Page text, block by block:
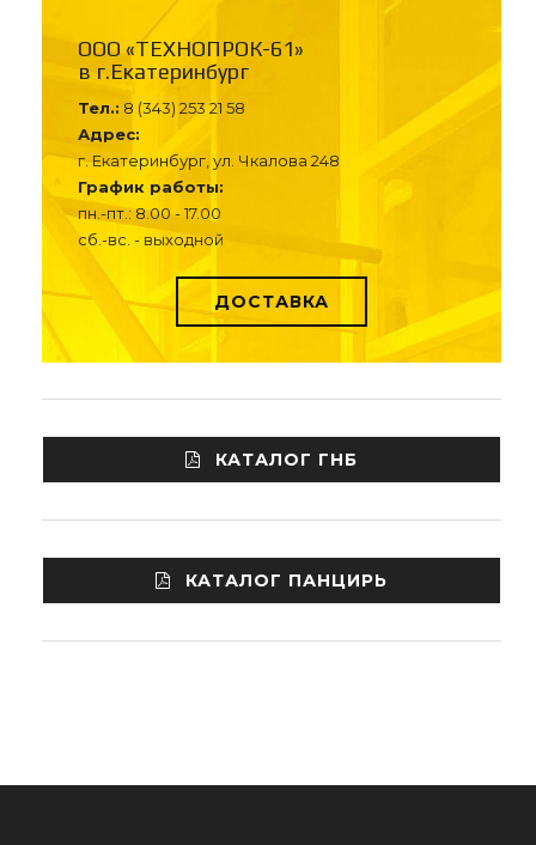
ООО «ТЕХНОПРОК-61»
в г.Екатеринбург
Тел.: 8 (343) 253 21 58
Адрес:
г. Екатеринбург, ул. Чкалова 248
График работы:
пн.-пт.: 8.00 - 17.00
сб.-вс. - выходной
ДОСТАВКА
КАТАЛОГ ГНБ
КАТАЛОГ ПАНЦИРЬ